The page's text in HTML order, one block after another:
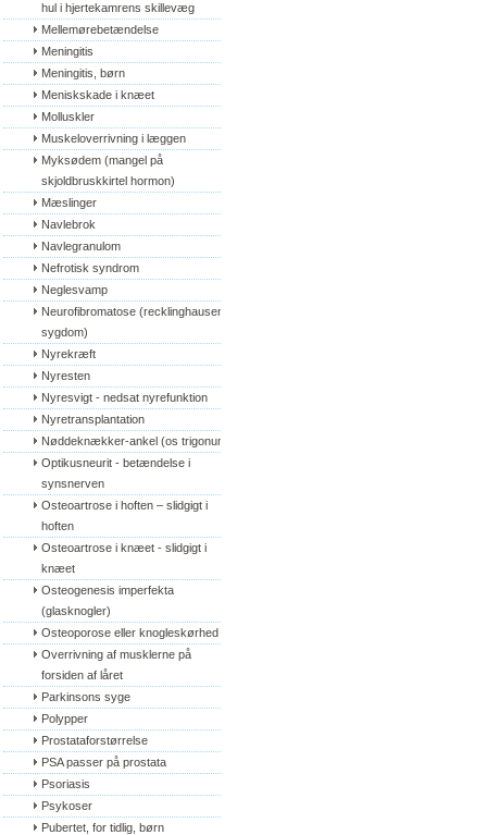
hul i hjertekamrens skillevæg
Mellemørebetændelse
Meningitis
Meningitis, børn
Meniskskade i knæet
Molluskler
Muskeloverrivning i læggen
Myksødem (mangel på
skjoldbruskkirtel hormon)
Mæslinger
Navlebrok
Navlegranulom
Nefrotisk syndrom
Neglesvamp
Neurofibromatose (recklinghausens
sygdom)
Nyrekræft
Nyresten
Nyresvigt - nedsat nyrefunktion
Nyretransplantation
Nøddeknækker-ankel (os trigonum)
Optikusneurit - betændelse i
synsnerven
Osteoartrose i hoften – slidgigt i
hoften
Osteoartrose i knæet - slidgigt i
knæet
Osteogenesis imperfekta
(glasknogler)
Osteoporose eller knogleskørhed
Overrivning af musklerne på
forsiden af låret
Parkinsons syge
Polypper
Prostataforstørrelse
PSA passer på prostata
Psoriasis
Psykoser
Pubertet, for tidlig, børn